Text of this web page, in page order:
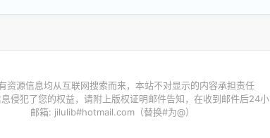
资源信息均从互联网搜索而来，本站不对显示的内容承担责任
侵犯了您的权益，请附上版权证明邮件告知，在收到邮件后24
邮箱: jilulib#hotmail.com（替换#为@）